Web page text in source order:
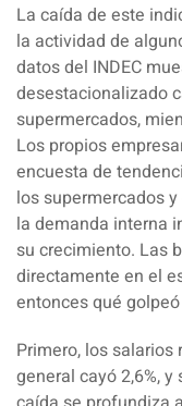
La caída de este
la actividad de
datos del INDEC
desestacionalizado
supermercados,
Los propios
encuesta de
los supermercados
la demanda interna
su crecimiento. Las
directamente en el
entonces qué
Primero, los salarios
general cayó 2,6%,